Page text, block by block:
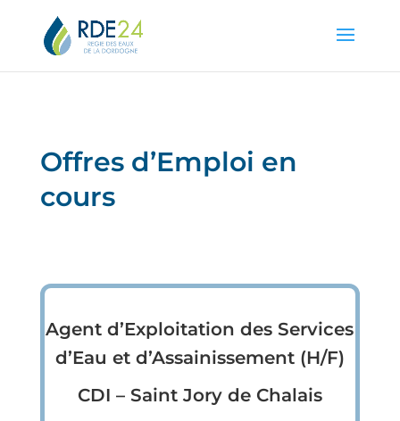
Offres d’Emploi en
cours
Agent d’Exploitation des Services
d’Eau et d’Assainissement (H/F)
CDI – Saint Jory de Chalais